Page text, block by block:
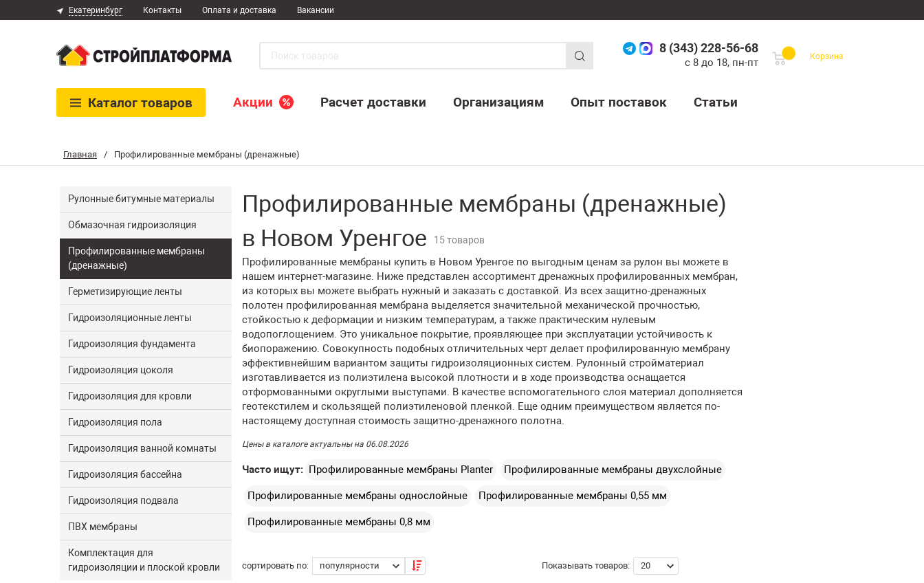
Главная / Профилированные мембраны (дренажные)
Рулонные битумные материалы
Обмазочная гидроизоляция
Профилированные мембраны
(дренажные)
Герметизирующие ленты
Гидроизоляционные ленты
Гидроизоляция фундамента
Гидроизоляция цоколя
Гидроизоляция для кровли
Гидроизоляция пола
Гидроизоляция ванной комнаты
Гидроизоляция бассейна
Гидроизоляция подвала
ПВХ мембраны
Комплектация для
гидроизоляции и плоской кровли
Профилированные мембраны (дренажные)
в Новом Уренгое
15 товаров
Профилированные мембраны купить в Новом Уренгое по выгодным ценам за рулон вы можете в
нашем интернет-магазине. Ниже представлен ассортимент дренажных профилированных мембран,
из которых вы можете выбрать нужный и заказать с доставкой. Из всех защитно-дренажных
полотен профилированная мембрана выделяется значительной механической прочностью,
стойкостью к деформации и низким температурам, а также практическим нулевым
водопоглощением. Это уникальное покрытие, проявляющее при эксплуатации устойчивость к
биопоражению. Совокупность подобных отличительных черт делает профилированную мембрану
эффективнейшим вариантом защиты гидроизоляционных систем. Рулонный стройматериал
изготавливается из полиэтилена высокой плотности и в ходе производства оснащается
отформованными округлыми выступами. В качестве вспомогательного слоя материал дополняется
геотекстилем и скользящей полиэтиленовой пленкой. Еще одним преимуществом является по-
настоящему доступная стоимость защитно-дренажного полотна.
Цены в каталоге актуальны на 06.08.2026
Часто ищут: Профилированные мембраны Planter Профилированные мембраны двухслойные
Профилированные мембраны однослойные Профилированные мембраны 0,55 мм
Профилированные мембраны 0,8 мм
сортировать по: Показывать товаров:
Екатеринбург Контакты Оплата и доставка Вакансии
8 (343) 228-56-68
с 8 до 18, пн-пт
Корзина
Каталог товаров Акции Расчет доставки Организациям Опыт поставок Статьи